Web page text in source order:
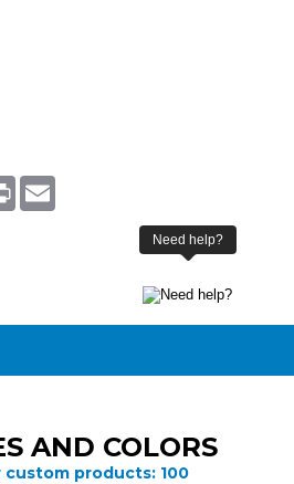
PrintEmail
AND COLORS
custom products: 100